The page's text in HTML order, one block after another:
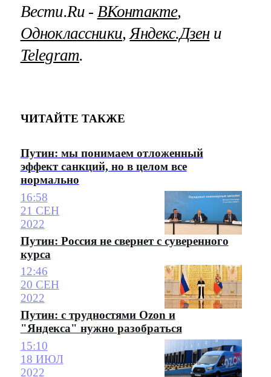
Вести.Ru ‐ ВКонтакте,
Одноклассники,Яндекс.Дзени
Telegram.
ЧИТАЙТЕ ТАКЖЕ
Путин: мы понимаем отложенный
эффект санкций, но в целом все
нормально
16:58
21 СЕН
2022
Путин: Россия не свернет с суверенного
курса
12:46
20 СЕН
2022
Путин: с трудностями Ozon и
"Яндекса" нужно разобраться
15:10
18 ИЮЛ
2022